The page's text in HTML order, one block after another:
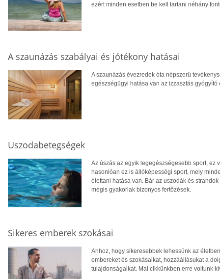
ezért minden esetben be kell tartani néhány
A szaunázás szabályai és jótékony hatásai
A szaunázás évezredek óta népszerű
egészségügyi hatása van az izzasztás gyógyító
Uszodabetegségek
Az úszás az egyik legegészségesebb sport, ez
hasonlóan ez is állóképességi sport, mely
élettani hatása van. Bár az uszodák és
mégis gyakoriak bizonyos fertőzések.
Sikeres emberek szokásai
Ahhoz, hogy sikeresebbek lehessünk az
embereket és szokásaikat, hozzáállásukat a
tulajdonságaikat. Mai cikkünkben erre voltunk